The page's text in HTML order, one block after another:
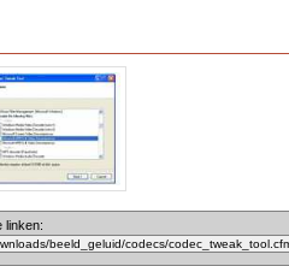
linken: